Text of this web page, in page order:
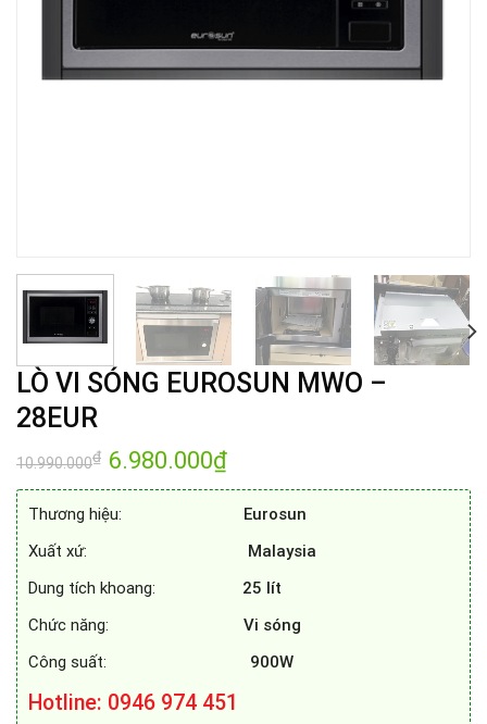
LÒ VI SÓNG EUROSUN MWO –
28EUR
10.990.000₫ Giá
gốc
là:
6.980.000₫Giá
tại
6.980.000₫.
Thương hiệu:
Eurosun
Xuất xứ:
Malaysia
Dung tích khoang: 25 lít
Chức năng: Vi sóng
Công suất: 900W
Hotline: 0946 974 451